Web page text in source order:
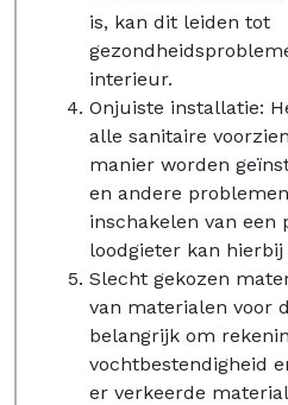
is, kan dit leiden tot
interieur.
Onjuiste installatie:
alle sanitaire
manier worden
en andere
inschakelen van een
loodgieter kan hierbij
Slecht gekozen
van materialen voor
belangrijk om
vochtbestendigheid
er verkeerde